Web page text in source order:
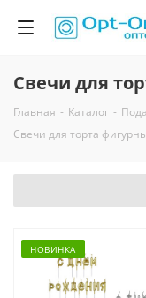
Свечи для
Главная - Каталог -
Свечи для торта
НОВИНКА